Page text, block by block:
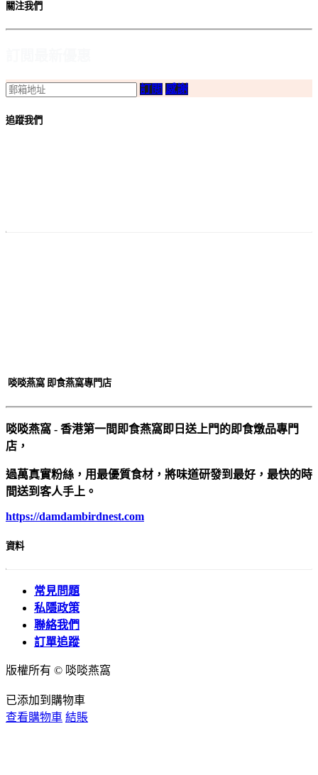
關注我們
訂閲 感謝
追蹤我們
啖啖燕窩 即食燕窩專門店
啖啖燕窩 - 香港第一間即食燕窩即日送上門的即食燉品專門
店，
過萬真實粉絲，用最優質食材，將味道研發到最好，最快的時
間送到客人手上。
https://damdambirdnest.com​
資料
常見問題
私隱政策
聯絡我們
訂單追蹤
版權所有 © 啖啖燕窩
已添加到購物車
查看購物車 結賬